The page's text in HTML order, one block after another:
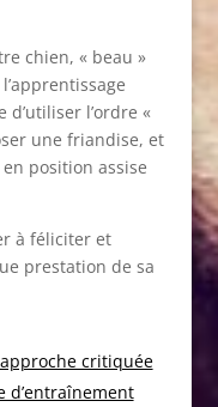
chien, « beau »
l’ordre «
une friandise, et
position assise
à féliciter et
prestation de sa
critiquée
d’entraînement